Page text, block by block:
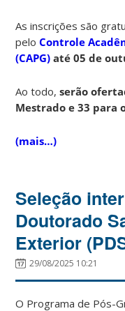
As inscrições são
peloControle
(CAPG) até 05 de
Ao todo,serão
Mestrado e 33 para
(mais…)
Seleção
Doutorado
Exterior
29/08/2025 10:21
O Programa de Pós-